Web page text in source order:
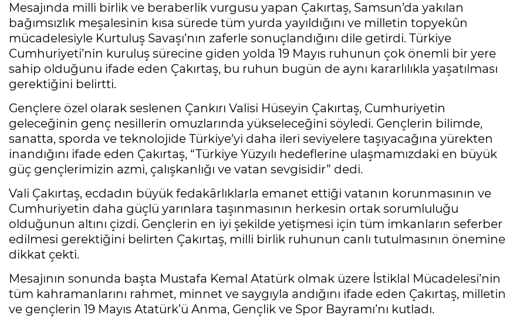
Mesajında milli birlik ve beraberlik vurgusu yapan Çakırtaş, Samsun’da yakılan
bağımsızlık meşalesinin kısa sürede tüm yurda yayıldığını ve milletin topyekûn
mücadelesiyle Kurtuluş Savaşı’nın zaferle sonuçlandığını dile getirdi. Türkiye
Cumhuriyeti’nin kuruluş sürecine giden yolda 19 Mayıs ruhunun çok önemli bir yere
sahip olduğunu ifade eden Çakırtaş, bu ruhun bugün de aynı kararlılıkla yaşatılması
gerektiğini belirtti.
Gençlere özel olarak seslenen Çankırı Valisi Hüseyin Çakırtaş, Cumhuriyetin
geleceğinin genç nesillerin omuzlarında yükseleceğini söyledi. Gençlerin bilimde,
sanatta, sporda ve teknolojide Türkiye’yi daha ileri seviyelere taşıyacağına yürekten
inandığını ifade eden Çakırtaş, “Türkiye Yüzyılı hedeflerine ulaşmamızdaki en büyük
güç gençlerimizin azmi, çalışkanlığı ve vatan sevgisidir” dedi.
Vali Çakırtaş, ecdadın büyük fedakârlıklarla emanet ettiği vatanın korunmasının ve
Cumhuriyetin daha güçlü yarınlara taşınmasının herkesin ortak sorumluluğu
olduğunun altını çizdi. Gençlerin en iyi şekilde yetişmesi için tüm imkanların seferber
edilmesi gerektiğini belirten Çakırtaş, milli birlik ruhunun canlı tutulmasının önemine
dikkat çekti.
Mesajının sonunda başta Mustafa Kemal Atatürk olmak üzere İstiklal Mücadelesi’nin
tüm kahramanlarını rahmet, minnet ve saygıyla andığını ifade eden Çakırtaş, milletin
ve gençlerin 19 Mayıs Atatürk’ü Anma, Gençlik ve Spor Bayramı’nı kutladı.